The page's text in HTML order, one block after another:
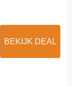
BEKIJK DEAL